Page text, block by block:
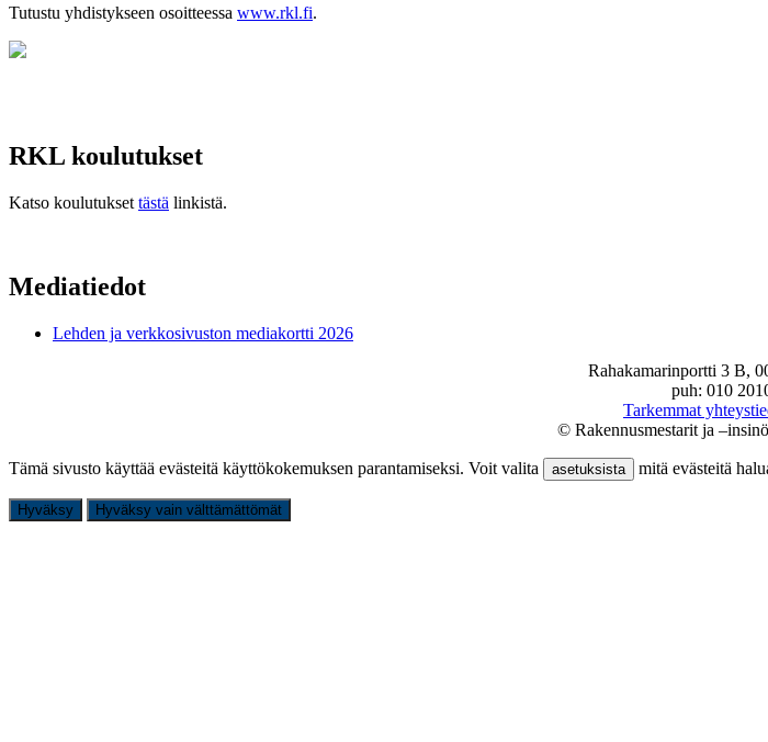
Tutustu yhdistykseen osoitteessa www.rkl.fi.
RKL koulutukset
Katso koulutukset tästä linkistä.
Mediatiedot
Lehden ja verkkosivuston mediakortti 2026
Rahakamarinportti 3 B,
puh: 010
Tarkemmat
© Rakennusmestarit ja
Tämä sivusto käyttää evästeitä käyttökokemuksen parantamiseksi. Voit valita asetuksista mitä evästeitä
Hyväksy Hyväksy vain välttämättömät